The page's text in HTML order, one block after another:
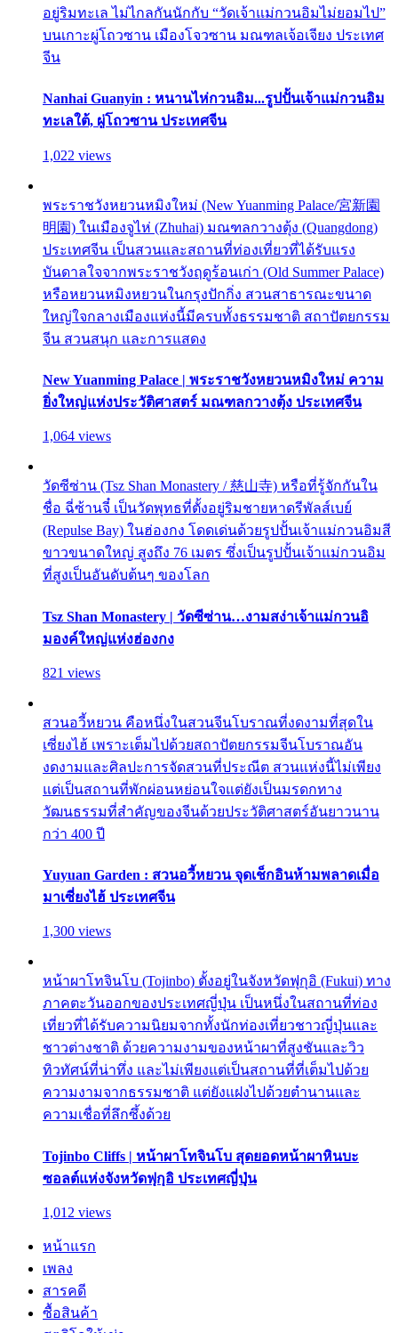
อยู่ริมทะเล ไม่ไกลกันนักกับ “วัดเจ้าแม่กวนอิมไม่ยอมไป”
บนเกาะผู่โถวซาน เมืองโจวซาน มณฑลเจ้อเจียง ประเทศ
จีน
Nanhai Guanyin : หนานไห่กวนอิม...รูปปั้นเจ้าแม่กวนอิม
ทะเลใต้, ผู่โถวซาน ประเทศจีน
1,022 views
พระราชวังหยวนหมิงใหม่ (New Yuanming Palace/宮新園
明園) ในเมืองจูไห่ (Zhuhai) มณฑลกวางตุ้ง (Quangdong)
ประเทศจีน เป็นสวนและสถานที่ท่องเที่ยวที่ได้รับแรง
บันดาลใจจากพระราชวังฤดูร้อนเก่า (Old Summer Palace)
หรือหยวนหมิงหยวนในกรุงปักกิ่ง สวนสาธารณะขนาด
ใหญ่ใจกลางเมืองแห่งนี้มีครบทั้งธรรมชาติ สถาปัตยกรรม
จีน สวนสนุก และการแสดง
New Yuanming Palace | พระราชวังหยวนหมิงใหม่ ความ
ยิ่งใหญ่แห่งประวัติศาสตร์ มณฑลกวางตุ้ง ประเทศจีน
1,064 views
วัดซีซ่าน (Tsz Shan Monastery / 慈山寺) หรือที่รู้จักกันใน
ชื่อ ฉี่ซ้านจี๋ เป็นวัดพุทธที่ตั้งอยู่ริมชายหาดรีพัลส์เบย์
(Repulse Bay) ในฮ่องกง โดดเด่นด้วยรูปปั้นเจ้าแม่กวนอิมสี
ขาวขนาดใหญ่ สูงถึง 76 เมตร ซึ่งเป็นรูปปั้นเจ้าแม่กวนอิม
ที่สูงเป็นอันดับต้นๆ ของโลก
Tsz Shan Monastery | วัดซีซ่าน…งามสง่าเจ้าแม่กวนอิ
มองค์ใหญ่แห่งฮ่องกง
821 views
สวนอวี้หยวน คือหนึ่งในสวนจีนโบราณที่งดงามที่สุดใน
เซี่ยงไฮ้ เพราะเต็มไปด้วยสถาปัตยกรรมจีนโบราณอัน
งดงามและศิลปะการจัดสวนที่ประณีต สวนแห่งนี้ไม่เพียง
แต่เป็นสถานที่พักผ่อนหย่อนใจแต่ยังเป็นมรดกทาง
วัฒนธรรมที่สำคัญของจีนด้วยประวัติศาสตร์อันยาวนาน
กว่า 400 ปี
Yuyuan Garden : สวนอวี้หยวน จุดเช็กอินห้ามพลาดเมื่อ
มาเซี่ยงไฮ้ ประเทศจีน
1,300 views
หน้าผาโทจินโบ (Tojinbo) ตั้งอยู่ในจังหวัดฟุกุอิ (Fukui) ทาง
ภาคตะวันออกของประเทศญี่ปุ่น เป็นหนึ่งในสถานที่ท่อง
เที่ยวที่ได้รับความนิยมจากทั้งนักท่องเที่ยวชาวญี่ปุ่นและ
ชาวต่างชาติ ด้วยความงามของหน้าผาที่สูงชันและวิว
ทิวทัศน์ที่น่าทึ่ง และไม่เพียงแต่เป็นสถานที่ที่เต็มไปด้วย
ความงามจากธรรมชาติ แต่ยังแฝงไปด้วยตำนานและ
ความเชื่อที่ลึกซึ้งด้วย
Tojinbo Cliffs | หน้าผาโทจินโบ สุดยอดหน้าผาหินบะ
ซอลต์แห่งจังหวัดฟุกุอิ ประเทศญี่ปุ่น
1,012 views
หน้าแรก
เพลง
สารคดี
ซื้อสินค้า